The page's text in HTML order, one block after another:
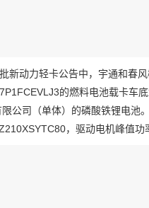
力轻卡公告中，宇通和春风
的燃料电池载卡车
公司（单体）的磷酸铁锂电池
，驱动电机峰值功